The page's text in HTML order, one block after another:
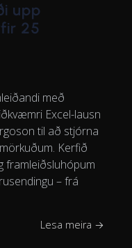
upp
25
með
Excel-lausn
til að stjórna
Kerfið
framleiðsluhópum
– frá
Lesa meira →